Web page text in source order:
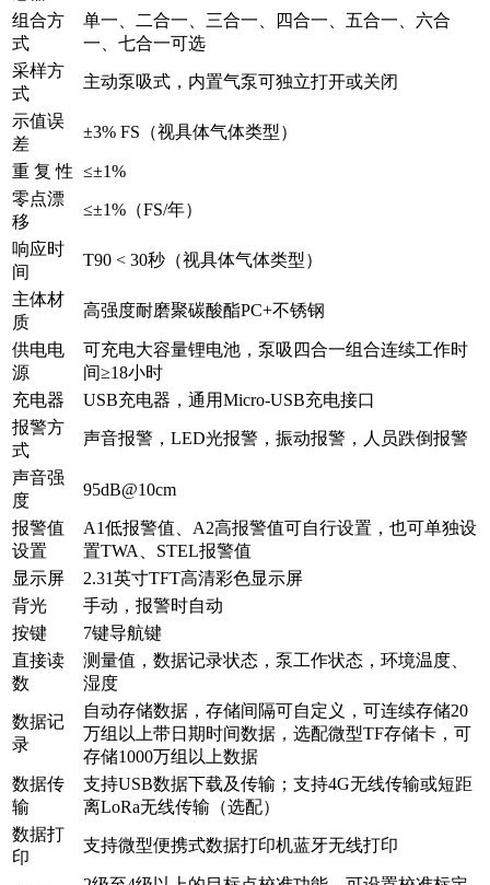
组合方
式
单一、二合一、三合一、四合一、五合一、六合
一、七合一可选
采样方
式
主动泵吸式，内置气泵可独立打开或关闭
示值误
差
±3% FS（视具体气体类型）
重 复 性 ≤±1%
零点漂
移
≤±1%（FS/年）
响应时
间
T90 < 30秒（视具体气体类型）
主体材
质
高强度耐磨聚碳酸酯PC+不锈钢
供电电
源
可充电大容量锂电池，泵吸四合一组合连续工作时
间≥18小时
充电器
USB充电器，通用Micro-USB充电接口
报警方
式
声音报警，LED光报警，振动报警，人员跌倒报警
声音强
度
95dB@10cm
报警值
设置
A1低报警值、A2高报警值可自行设置，也可单独设
置TWA、STEL报警值
显示屏
2.31英寸TFT高清彩色显示屏
背光
手动，报警时自动
按键
7键导航键
直接读
数
测量值，数据记录状态，泵工作状态，环境温度、
湿度
数据记
录
自动存储数据，存储间隔可自定义，可连续存储20
万组以上带日期时间数据，选配微型TF存储卡，可
存储1000万组以上数据
数据传
输
支持USB数据下载及传输；支持4G无线传输或短距
离LoRa无线传输（选配）
数据打
印
支持微型便携式数据打印机蓝牙无线打印